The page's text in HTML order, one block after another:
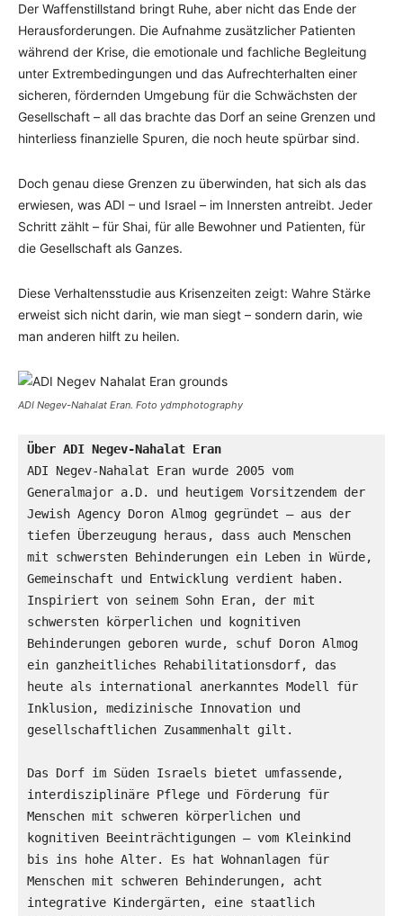
Der Waffenstillstand bringt Ruhe, aber nicht das Ende der
Herausforderungen. Die Aufnahme zusätzlicher Patienten
während der Krise, die emotionale und fachliche Begleitung
unter Extrembedingungen und das Aufrechterhalten einer
sicheren, fördernden Umgebung für die Schwächsten der
Gesellschaft – all das brachte das Dorf an seine Grenzen und
hinterliess finanzielle Spuren, die noch heute spürbar sind.
Doch genau diese Grenzen zu überwinden, hat sich als das
erwiesen, was ADI – und Israel – im Innersten antreibt. Jeder
Schritt zählt – für Shai, für alle Bewohner und Patienten, für
die Gesellschaft als Ganzes.
Diese Verhaltensstudie aus Krisenzeiten zeigt: Wahre Stärke
erweist sich nicht darin, wie man siegt – sondern darin, wie
man anderen hilft zu heilen.
ADI Negev-Nahalat Eran. Foto ydmphotography
Über ADI Negev-Nahalat Eran
ADI Negev-Nahalat Eran wurde 2005 vom
Generalmajor a.D. und heutigem Vorsitzendem der
Jewish Agency Doron Almog gegründet – aus der
tiefen Überzeugung heraus, dass auch Menschen
mit schwersten Behinderungen ein Leben in Würde,
Gemeinschaft und Entwicklung verdient haben.
Inspiriert von seinem Sohn Eran, der mit
schwersten körperlichen und kognitiven
Behinderungen geboren wurde, schuf Doron Almog
ein ganzheitliches Rehabilitationsdorf, das
heute als international anerkanntes Modell für
Inklusion, medizinische Innovation und
gesellschaftlichen Zusammenhalt gilt.
Das Dorf im Süden Israels bietet umfassende,
interdisziplinäre Pflege und Förderung für
Menschen mit schweren körperlichen und
kognitiven Beeinträchtigungen – vom Kleinkind
bis ins hohe Alter. Es hat Wohnanlagen für
Menschen mit schweren Behinderungen, acht
integrative Kindergärten, eine staatlich